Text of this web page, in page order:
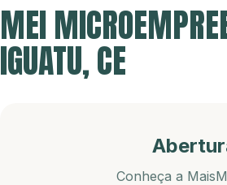
MEI
IGUATU, CE
Conheça a